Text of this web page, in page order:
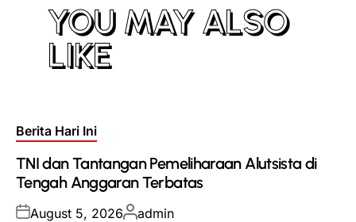
YOU MAY ALSO
LIKE
Posted
Berita Hari Ini
TNI dan Tantangan Pemeliharaan Alutsista di
Tengah Anggaran Terbatas
Posted
August 5, 2026Posted
admin